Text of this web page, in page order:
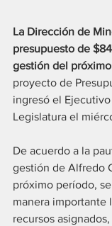
La Dirección de
presupuesto de
gestión del
proyecto de
ingresó el
Legislatura el
De acuerdo a la
gestión de Alfredo
próximo período,
manera importante
recursos